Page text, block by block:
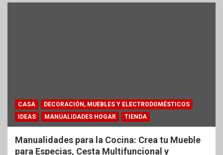
CASA
DECORACIÓN, MUEBLES Y ELECTRODOMÉSTICOS
IDEAS
MANUALIDADES HOGAR TIENDA
Manualidades para la Cocina: Crea tu Mueble
para Especias, Cesta Multifuncional y